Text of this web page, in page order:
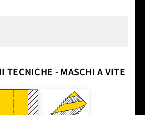
TECNICHE - MASCHI A VITE